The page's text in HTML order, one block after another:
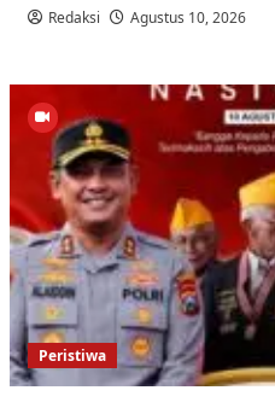
Redaksi Agustus 10, 2026
Peristiwa